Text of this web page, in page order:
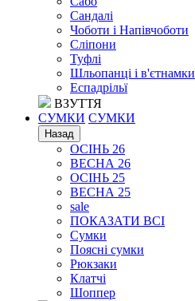
Сандалі
Чоботи і Напівчоботи
Сліпони
Туфлі
Шльопанці і в'єтнамки
Еспадрільї
ВЗУТТЯ
СУМКИ СУМКИ
Назад
ОСІНЬ 26
ВЕСНА 26
ОСІНЬ 25
ВЕСНА 25
sale
ПОКАЗАТИ ВСІ
Сумки
Поясні сумки
Рюкзаки
Клатчі
Шоппер